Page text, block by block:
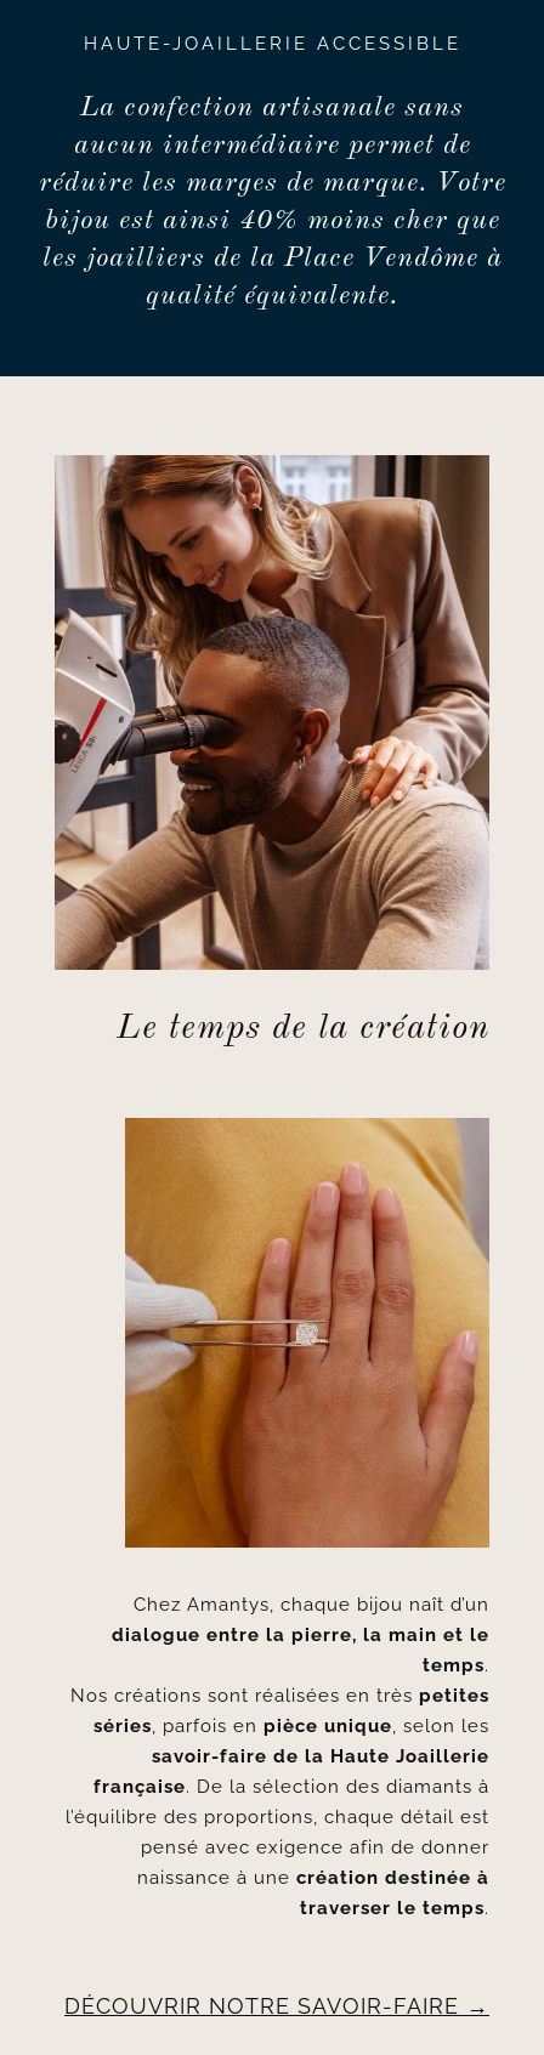
HAUTE-JOAILLERIE ACCESSIBLE
La confection artisanale sans
aucun intermédiaire permet de
réduire les marges de marque. Votre
bijou est ainsi 40% moins cher que
les joailliers de la Place Vendôme à
qualité équivalente.
Le temps de la création
Chez Amantys, chaque bijou naît d’un
dialogue entre la pierre, la main et le
temps.
Nos créations sont réalisées en très petites
séries, parfois en pièce unique, selon les
savoir-faire de la Haute Joaillerie
française. De la sélection des diamants à
l’équilibre des proportions, chaque détail est
pensé avec exigence afin de donner
naissance à unecréation destinée à
traverser le temps.
DÉCOUVRIR NOTRE SAVOIR-FAIRE